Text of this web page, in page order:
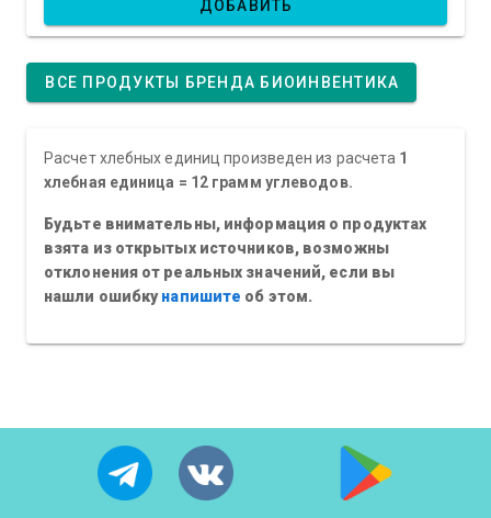
ДОБАВИТЬ
ВСЕ ПРОДУКТЫ БРЕНДА БИОИНВЕНТИКА
Расчет хлебных единиц произведен из расчета 1
хлебная единица = 12 грамм углеводов.
Будьте внимательны, информация о продуктах
взята из открытых источников, возможны
отклонения от реальных значений, если вы
нашли ошибкунапишите об этом.